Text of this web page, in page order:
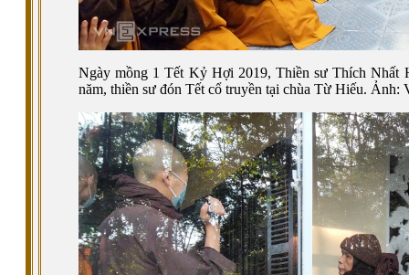
Ngày mồng 1 Tết Kỷ Hợi 2019, Thiền sư Thích Nhất
năm, thiền sư đón Tết cổ truyền tại chùa Từ Hiếu. Ảnh: